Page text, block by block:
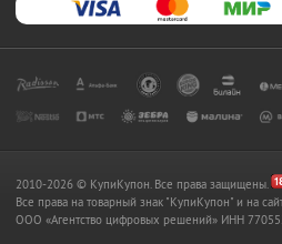
2010-2026 © КупиКупон. Все права защищены.
Все права на товарный знак "КупиКупон" и на
OOO «Агентство цифровых решений» ИНН